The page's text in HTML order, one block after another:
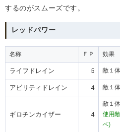
するのがスムーズです。
レッドパワー
名称 ＦＰ 効果
ライフドレイン 5 敵１
アビリティドレイン 4 敵１
ギロチンカイザー 4
敵１
使用
ベ)